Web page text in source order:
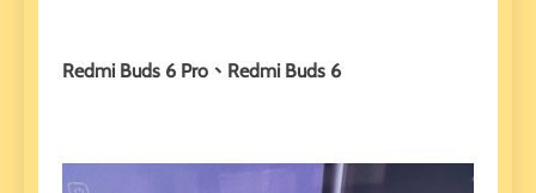
Redmi Buds 6 Pro、Redmi Buds 6